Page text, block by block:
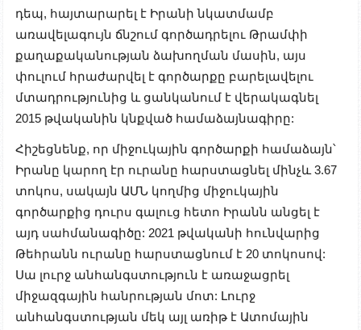
դեպ, հայտարարել է Իրանի նկատմամբ
առավելագույն ճնշում գործադրելու Թրամփի
քաղաքականության ձախողման մասին, այս
փուլում հրաժարվել է գործարքը բարելավելու
մտադրությունից և ցանկանում է վերակագնել
2015 թվականին կնքված համաձայնագիրը:
Հիշեցնենք, որ միջուկային գործարքի համաձայն՝
Իրանը կարող էր ուրանը հարստացնել մինչև 3.67
տոկոս, սակայն ԱՄՆ կողմից միջուկային
գործարքից դուրս գալուց հետո Իրանն անցել է
այդ սահմանագիծը: 2021 թվականի հունվարից
Թեհրանն ուրանը հարստացնում է 20 տոկոսով:
Սա լուրջ անհանգստություն է առաջացրել
միջազգային հանրության մոտ: Լուրջ
անհանգստության մեկ այլ առիթ է Ատոմային